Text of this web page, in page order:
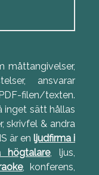
måttangivelser,
ansvarar
filen/texten.
inget sätt hållas
skrivfel & andra
är en ljudfirma i
högtalare, ljus,
, konferens,